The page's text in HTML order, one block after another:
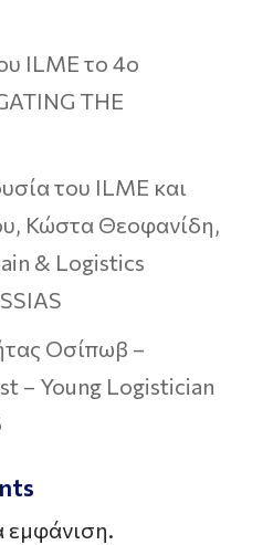
ILME το 4ο
THE
του ILME και
Κώστα Θεοφανίδη,
& Logistics
Οσίπωβ –
– Young Logistician
εμφάνιση.